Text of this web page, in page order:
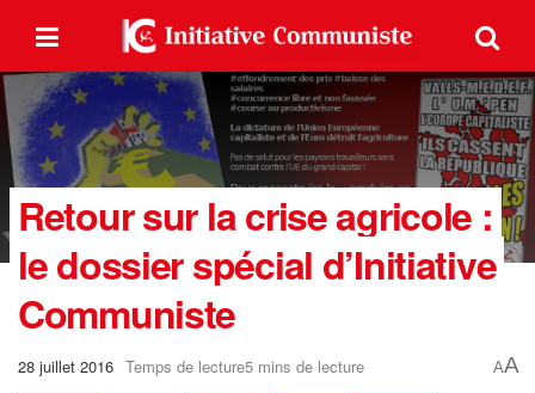
Retour sur la crise agricole :
le dossier spécial d’Initiative
Communiste
28 juillet 2016 Temps de lecture5 mins de lecture AA